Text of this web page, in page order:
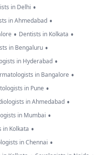
in Delhi •
in Ahmedabad •
• Dentists in Kolkata •
in Bengaluru •
in Hyderabad •
in Bangalore •
in Pune •
in Ahmedabad •
in Mumbai •
in Kolkata •
in Chennai •